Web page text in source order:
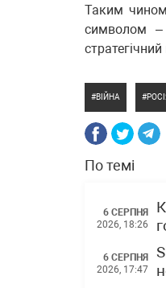
Таким
символом –
ВІЙНА
По темі
6 СЕРПНЯ
2026, 18:26
6 СЕРПНЯ
2026, 17:47